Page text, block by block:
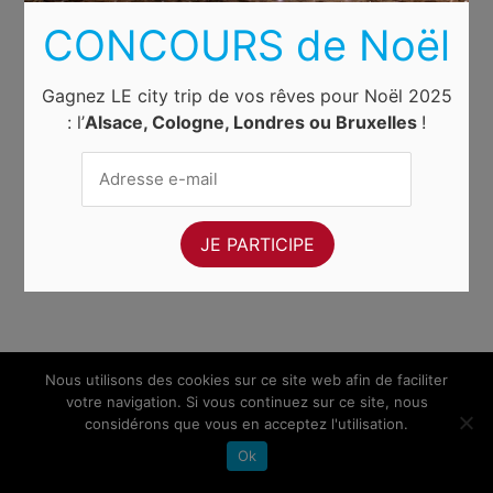
Nous utilisons des cookies sur ce site web afin de faciliter
votre navigation. Si vous continuez sur ce site, nous
considérons que vous en acceptez l'utilisation.
Ok
CONCOURS de Noël
Gagnez LE city trip de vos rêves pour Noël 2025
: l’Alsace, Cologne, Londres ou Bruxelles !